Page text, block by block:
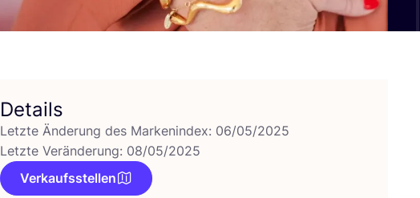
Details
Letzte Änderung des Markenindex: 06/05/2025
Letzte Veränderung: 08/05/2025
Verkaufsstellen